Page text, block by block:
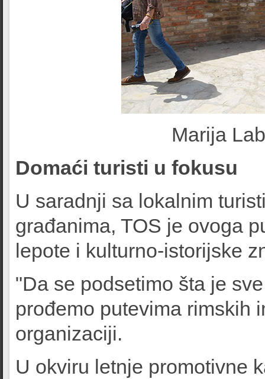
Marija
Domaći turisti u fokusu
U saradnji sa lokalnim
građanima, TOS je ovoga
lepote i kulturno-istorijske
"Da se podsetimo šta je
prođemo putevima rimskih
organizaciji.
U okviru letnje promotivne